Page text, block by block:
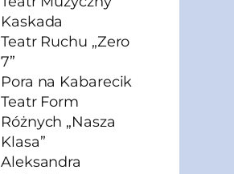
Kaskada
Teatr Ruchu „Zero
7”
Pora na Kabarecik
Teatr Form
Różnych „Nasza
Klasa”
Aleksandra